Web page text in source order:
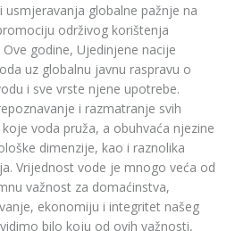
globalne pažnje na
održivog korištenja
godine, Ujedinjene nacije
uz globalnu javnu raspravu o
i sve vrste njene upotrebe.
i razmatranje svih
voda pruža, a obuhvaća njezine
dimenzije, kao i raznolika
Vrijednost vode je mnogo veća od
važnost za domaćinstva,
ekonomiju i integritet našeg
bilo koju od ovih važnosti,